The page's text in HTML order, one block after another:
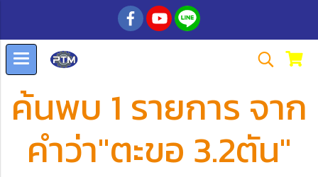
ค้นพบ 1 รายการ จาก
คำว่า"ตะขอ 3.2ตัน"